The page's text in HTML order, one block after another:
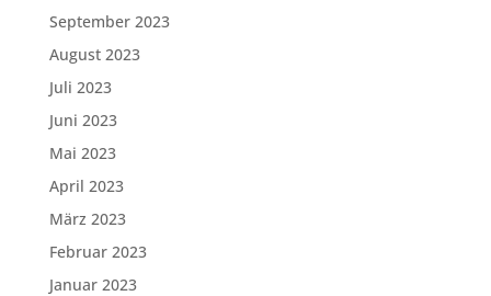
September 2023
August 2023
Juli 2023
Juni 2023
Mai 2023
April 2023
März 2023
Februar 2023
Januar 2023